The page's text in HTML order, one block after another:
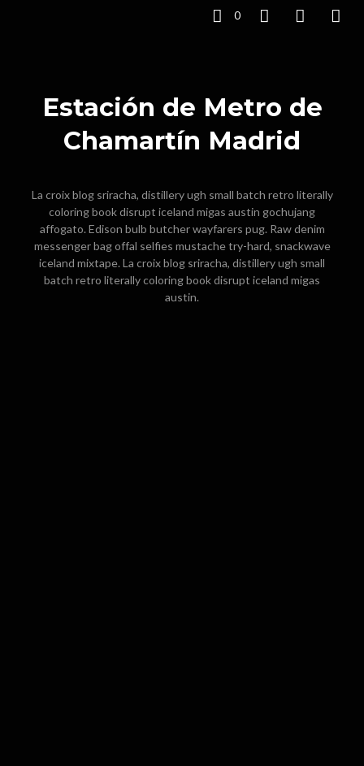
0
Estación de Metro de
Chamartín Madrid
La croix blog sriracha, distillery ugh small batch retro literally
coloring book disrupt iceland migas austin gochujang
affogato. Edison bulb butcher wayfarers pug. Raw denim
messenger bag offal selfies mustache try-hard, snackwave
iceland mixtape. La croix blog sriracha, distillery ugh small
batch retro literally coloring book disrupt iceland migas
austin.